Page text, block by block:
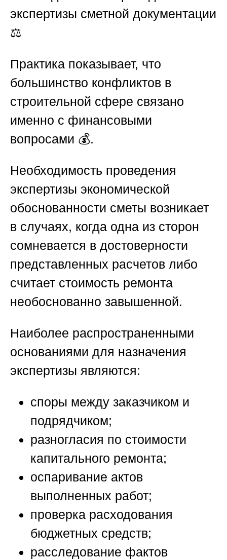
экспертизы сметной документации
⚖️
Практика показывает, что
большинство конфликтов в
строительной сфере связано
именно с финансовыми
вопросами 💰.
Необходимость проведения
экспертизы экономической
обоснованности сметы возникает
в случаях, когда одна из сторон
сомневается в достоверности
представленных расчетов либо
считает стоимость ремонта
необоснованно завышенной.
Наиболее распространенными
основаниями для назначения
экспертизы являются:
споры между заказчиком и
подрядчиком;
разногласия по стоимости
капитального ремонта;
оспаривание актов
выполненных работ;
проверка расходования
бюджетных средств;
расследование фактов